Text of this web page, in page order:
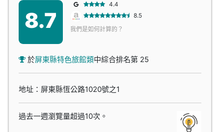
8.7
4.4
8.5
我們是如何計算的？
於屏東縣特色旅館類中綜合排名第 25
地址：屏東縣恆公路1020號之1
過去一週瀏覽量超過10次。